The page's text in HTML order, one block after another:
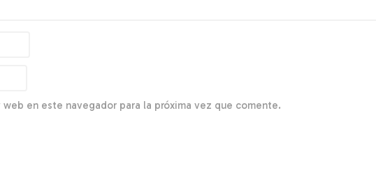
en este navegador para la próxima vez que comente.